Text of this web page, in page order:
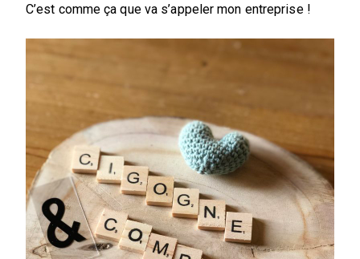
C’est comme ça que va s’appeler mon entreprise !